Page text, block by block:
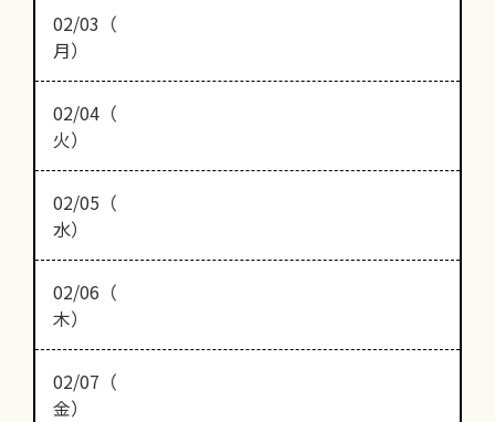
02/03（
月）
02/04（
火）
02/05（
水）
02/06（
木）
02/07（
金）